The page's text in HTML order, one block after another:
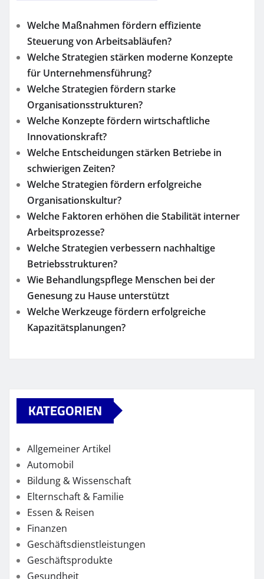
Welche Maßnahmen fördern effiziente
Steuerung von Arbeitsabläufen?
Welche Strategien stärken moderne Konzepte
für Unternehmensführung?
Welche Strategien fördern starke
Organisationsstrukturen?
Welche Konzepte fördern wirtschaftliche
Innovationskraft?
Welche Entscheidungen stärken Betriebe in
schwierigen Zeiten?
Welche Strategien fördern erfolgreiche
Organisationskultur?
Welche Faktoren erhöhen die Stabilität interner
Arbeitsprozesse?
Welche Strategien verbessern nachhaltige
Betriebsstrukturen?
Wie Behandlungspflege Menschen bei der
Genesung zu Hause unterstützt
Welche Werkzeuge fördern erfolgreiche
Kapazitätsplanungen?
KATEGORIEN
Allgemeiner Artikel
Automobil
Bildung & Wissenschaft
Elternschaft & Familie
Essen & Reisen
Finanzen
Geschäftsdienstleistungen
Geschäftsprodukte
Gesundheit